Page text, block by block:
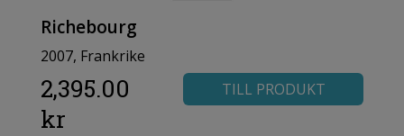
Richebourg
2007, Frankrike
2,395.00
kr
TILL PRODUKT